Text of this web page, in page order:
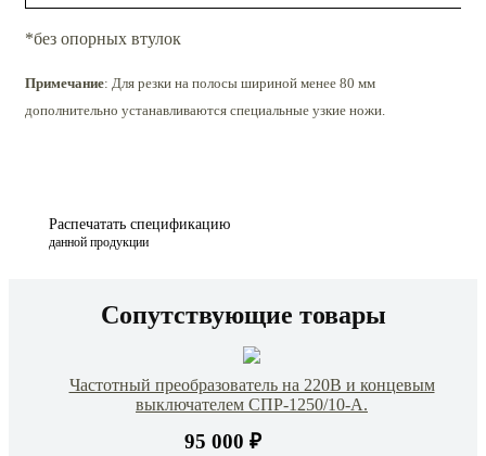
*без опорных втулок
Примечание: Для резки на полосы шириной менее 80 мм
дополнительно устанавливаются специальные узкие ножи.
Распечатать спецификацию
данной продукции
Сопутствующие товары
Частотный преобразователь на 220В и концевым
выключателем СПР-1250/10-А.
95 000 ₽